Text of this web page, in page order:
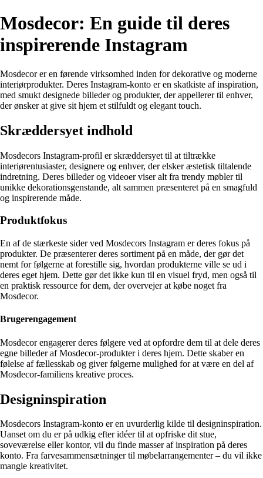
Mosdecor: En guide til deres
inspirerende Instagram
Mosdecor er en førende virksomhed inden for dekorative og moderne
interiørprodukter. Deres Instagram-konto er en skatkiste af inspiration,
med smukt designede billeder og produkter, der appellerer til enhver,
der ønsker at give sit hjem et stilfuldt og elegant touch.
Skræddersyet indhold
Mosdecors Instagram-profil er skræddersyet til at tiltrække
interiørentusiaster, designere og enhver, der elsker æstetisk tiltalende
indretning. Deres billeder og videoer viser alt fra trendy møbler til
unikke dekorationsgenstande, alt sammen præsenteret på en smagfuld
og inspirerende måde.
Produktfokus
En af de stærkeste sider ved Mosdecors Instagram er deres fokus på
produkter. De præsenterer deres sortiment på en måde, der gør det
nemt for følgerne at forestille sig, hvordan produkterne ville se ud i
deres eget hjem. Dette gør det ikke kun til en visuel fryd, men også til
en praktisk ressource for dem, der overvejer at købe noget fra
Mosdecor.
Brugerengagement
Mosdecor engagerer deres følgere ved at opfordre dem til at dele deres
egne billeder af Mosdecor-produkter i deres hjem. Dette skaber en
følelse af fællesskab og giver følgerne mulighed for at være en del af
Mosdecor-familiens kreative proces.
Designinspiration
Mosdecors Instagram-konto er en uvurderlig kilde til designinspiration.
Uanset om du er på udkig efter idéer til at opfriske dit stue,
soveværelse eller kontor, vil du finde masser af inspiration på deres
konto. Fra farvesammensætninger til møbelarrangementer – du vil ikke
mangle kreativitet.